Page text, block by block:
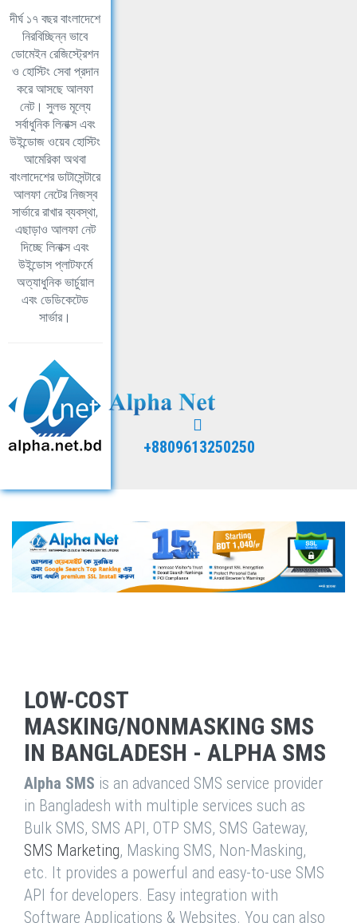
দীর্ঘ ১৭ বছর বাংলাদেশে
নিরবিচ্ছিন্ন ভাবে
ডোমেইন রেজিস্ট্রেশন
ও হোস্টিং সেবা প্রদান
করে আসছে আলফা
নেট। সুলভ মূল্যে
সর্বাধুনিক লিনাক্স এবং
উইন্ডোজ ওয়েব হোস্টিং
আমেরিকা অথবা
বাংলাদেশের ডাটাসেন্টারে
আলফা নেটের নিজস্ব
সার্ভারে রাখার ব্যবস্থা,
এছাড়াও আলফা নেট
দিচ্ছে লিনাক্স এবং
উইন্ডোস প্লাটফর্মে
অত্যাধুনিক ভার্চুয়াল
এবং ডেডিকেটেড
সার্ভার।
+8809613250250
LOW-COST
MASKING/NONMASKING SMS
IN BANGLADESH - ALPHA SMS
Alpha SMS is an advanced SMS service provider
in Bangladesh with multiple services such as
Bulk SMS, SMS API, OTP SMS, SMS Gateway,
SMS Marketing, Masking SMS, Non-Masking,
etc. It provides a powerful and easy-to-use SMS
API for developers. Easy integration with
Software Applications & Websites. You can also